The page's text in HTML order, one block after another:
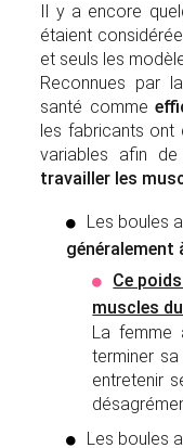
Il y a encore
étaient
et seuls les
Reconnues par
santé comme
les fabricants
variables afin
travailler les
Les boules
généralement
Ce
muscles
La femme
terminer
entretenir
Les boules